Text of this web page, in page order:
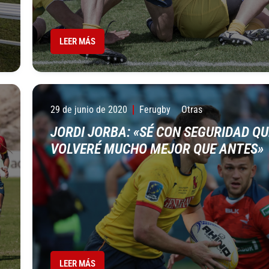
LEER MÁS
29 de junio de 2020 Ferugby Otras
JORDI JORBA: «SÉ CON SEGURIDAD
VOLVERÉ MUCHO MEJOR QUE ANTES»
LEER MÁS